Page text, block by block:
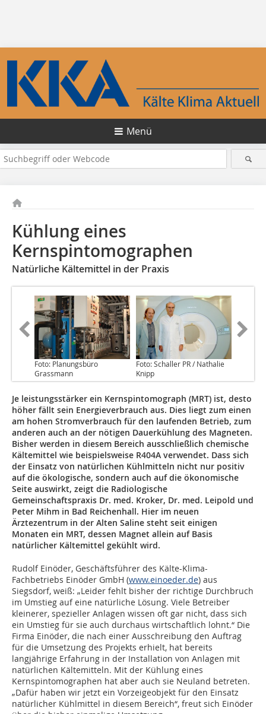
Menü
Kühlung eines
Kernspintomographen
Natürliche Kältemittel in der Praxis
Foto: Planungsbüro
Grassmann
Foto: Schaller PR / Nathalie
Knipp
Je leistungsstärker ein Kernspintomograph (MRT) ist, desto
höher fällt sein Energieverbrauch aus. Dies liegt zum einen
am hohen Stromverbrauch für den laufenden Betrieb, zum
anderen auch an der nötigen Dauerkühlung des Magneten.
Bisher werden in diesem Bereich ausschließlich chemische
Kältemittel wie beispielsweise R404A verwendet. Dass sich
der Einsatz von natürlichen Kühlmitteln nicht nur positiv
auf die ökologische, sondern auch auf die ökonomische
Seite auswirkt, zeigt die Radiologische
Gemeinschaftspraxis Dr. med. Kroker, Dr. med. Leipold und
Peter Mihm in Bad Reichenhall. Hier im neuen
Ärztezentrum in der Alten Saline steht seit einigen
Monaten ein MRT, dessen Magnet allein auf Basis
natürlicher Kältemittel gekühlt wird.
Rudolf Einöder, Geschäftsführer des Kälte-Klima-
Fachbetriebs Einöder GmbH (www.einoeder.de) aus
Siegsdorf, weiß: „Leider fehlt bisher der richtige Durchbruch
im Umstieg auf eine natürliche Lösung. Viele Betreiber
kleinerer, spezieller Anlagen wissen oft gar nicht, dass sich
ein Umstieg für sie auch durchaus wirtschaftlich lohnt.“ Die
Firma Einöder, die nach einer Ausschreibung den Auftrag
für die Umsetzung des Projekts erhielt, hat bereits
langjährige Erfahrung in der Installation von Anlagen mit
natürlichen Kältemitteln. Mit der Kühlung eines
Kernspintomographen hat aber auch sie Neuland betreten.
„Dafür haben wir jetzt ein Vorzeigeobjekt für den Einsatz
natürlicher Kühlmittel in diesem Bereich“, freut sich Einöder